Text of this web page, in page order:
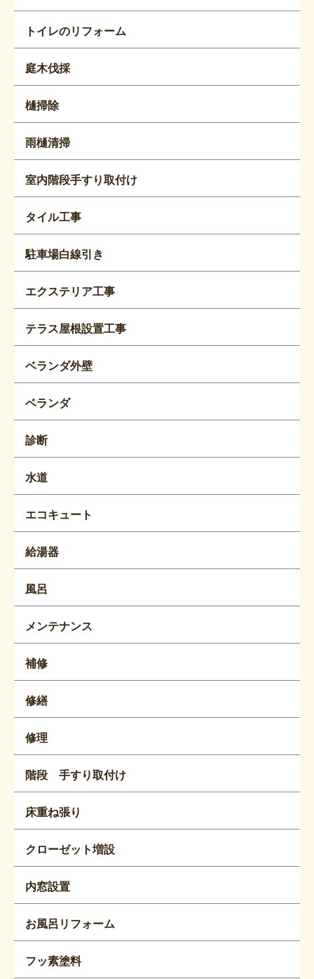
トイレのリフォーム
庭木伐採
樋掃除
雨樋清掃
室内階段手すり取付け
タイル工事
駐車場白線引き
エクステリア工事
テラス屋根設置工事
ベランダ外壁
ベランダ
診断
水道
エコキュート
給湯器
風呂
メンテナンス
補修
修繕
修理
階段 手すり取付け
床重ね張り
クローゼット増設
内窓設置
お風呂リフォーム
フッ素塗料